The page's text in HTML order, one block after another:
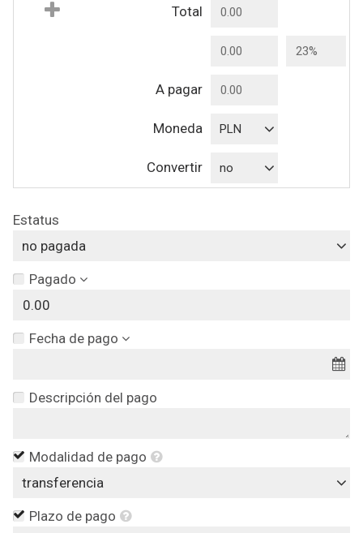
Total
A pagar
Moneda PLN
Convertir no
Estatus
no pagada
Pagado
Fecha de pago
Descripción del pago
Modalidad de pago
transferencia
Plazo de pago